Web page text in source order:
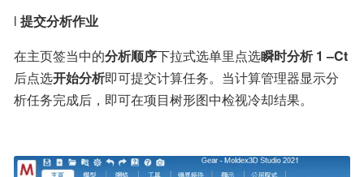
l 提交分析作业
在主页签当中的分析顺序下拉式选单里点选瞬时分析 1 –Ct
后点选开始分析即可提交计算任务。当计算管理器显示分
析任务完成后，即可在项目树形图中检视冷却结果。